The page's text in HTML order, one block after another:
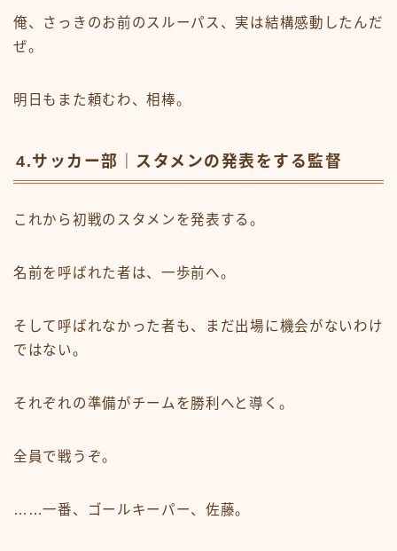
俺、さっきのお前のスルーパス、実は結構感動したんだ
ぜ。
明日もまた頼むわ、相棒。
4.サッカー部｜スタメンの発表をする監督
これから初戦のスタメンを発表する。
名前を呼ばれた者は、一歩前へ。
そして呼ばれなかった者も、まだ出場に機会がないわけ
ではない。
それぞれの準備がチームを勝利へと導く。
全員で戦うぞ。
……一番、ゴールキーパー、佐藤。